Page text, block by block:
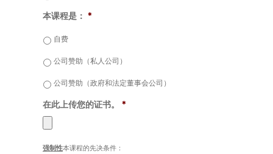
本课程是： *
自费
公司赞助（私人公司）
公司赞助（政府和法定董事会公司）
在此上传您的证书。 *
file
强制性本课程的先决条件：